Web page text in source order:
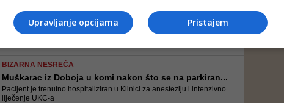
da je zaustavljen kako upravlja automobilom bez dozvole
BIZARNA NESREĆA
Muškarac iz Doboja u komi nakon što se na parkiran...
Pacijent je trenutno hospitaliziran u Klinici za anesteziju i intenzivno
liječenje UKC-a
Pristajem
Upravljanje opcijama